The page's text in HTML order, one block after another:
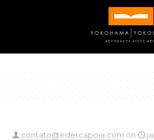
contato@edercapoia.com on